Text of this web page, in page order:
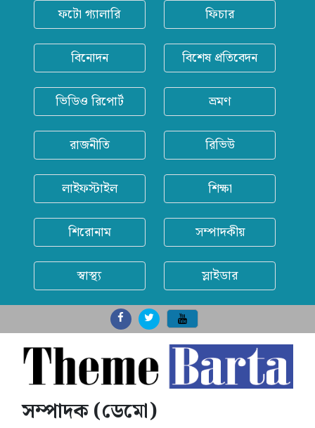
ফটো গ্যালারি ফিচার
বিনোদন বিশেষ প্রতিবেদন
ভিডিও রিপোর্ট ভ্রমণ
রাজনীতি রিভিউ
লাইফস্টাইল শিক্ষা
শিরোনাম সম্পাদকীয়
স্বাস্থ্য স্লাইডার
সম্পাদক (ডেমো)